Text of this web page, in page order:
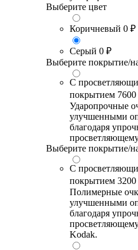
Выберите цвет
Коричневый 0 ₽
Серый 0 ₽
Выберите покрытие/
С
покрытием
Ударопрочные
улучшенными
благодаря
Выберите покрытие/
С
покрытием
Полимерные
улучшенными
благодаря
Kodak.